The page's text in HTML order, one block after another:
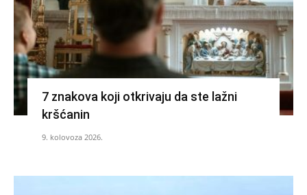
7 znakova koji otkrivaju da ste lažni
kršćanin
9. kolovoza 2026.